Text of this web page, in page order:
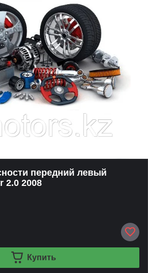
передний левый
2.0 2008
Купить